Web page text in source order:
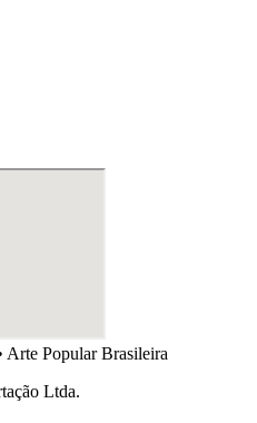
Popular Brasileira
Ltda.